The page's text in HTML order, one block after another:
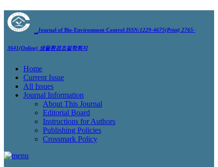
Journal of Bio-Environment Control ISSN:1229-4675(Print) 2765-
3641(Online) 생물환경조절학회지
Home
Current Issue
All Issues
Journal Information
About This Journal
Editorial Board
Instructions for Authors
Publishing Policies
Crossmark Policy